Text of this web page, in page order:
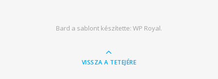
Bard a sablont készítette: WP Royal.
VISSZA A TETEJÉRE